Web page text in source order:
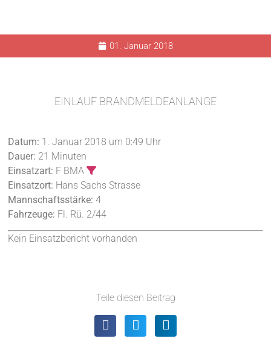
01. Januar 2018
EINLAUF BRANDMELDEANLANGE
Datum: 1. Januar 2018 um 0:49 Uhr
Dauer: 21 Minuten
Einsatzart: F BMA
Einsatzort: Hans Sachs Strasse
Mannschaftsstärke: 4
Fahrzeuge: Fl. Rü. 2/44
Kein Einsatzbericht vorhanden
Teile diesen Beitrag